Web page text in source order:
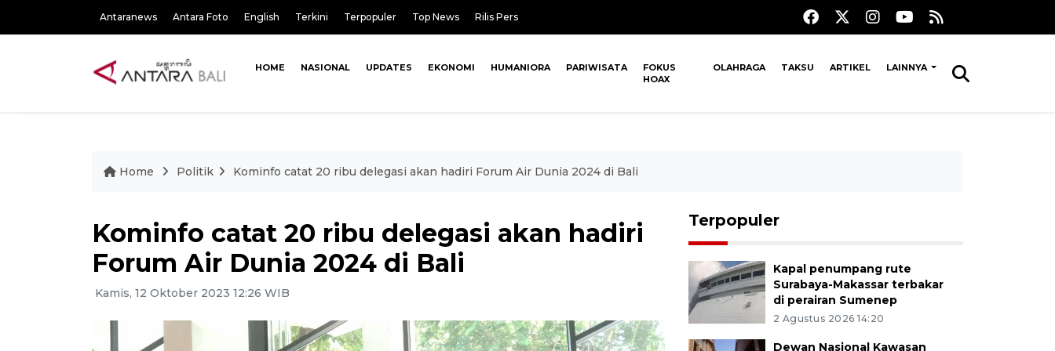
Antaranews Antara Foto English Terkini Terpopuler Top News Rilis Pers
HOME NASIONAL UPDATES EKONOMI HUMANIORA PARIWISATA
FOKUS
HOAX
OLAHRAGA TAKSU ARTIKEL LAINNYA
Home Politik Kominfo catat 20 ribu delegasi akan hadiri Forum Air Dunia 2024 di Bali
Kominfo catat 20 ribu delegasi akan hadiri
Forum Air Dunia 2024 di Bali
Kamis, 12 Oktober 2023 12:26 WIB
Terpopuler
Kapal penumpang rute
Surabaya-Makassar terbakar
di perairan Sumenep
2 Agustus 2026 14:20
Dewan Nasional Kawasan